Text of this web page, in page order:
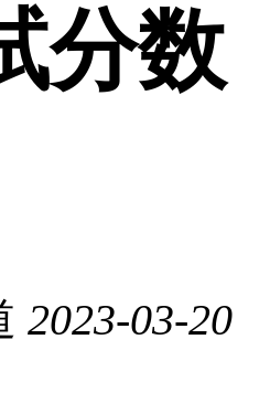
分数
2023-03-20